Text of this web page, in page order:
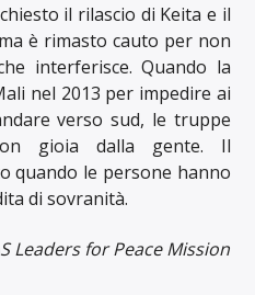
il rilascio di Keita e il
è rimasto cauto per non
interferisce. Quando la
nel 2013 per impedire ai
verso sud, le truppe
gioia dalla gente. Il
quando le persone hanno
di sovranità.
Leaders for Peace Mission